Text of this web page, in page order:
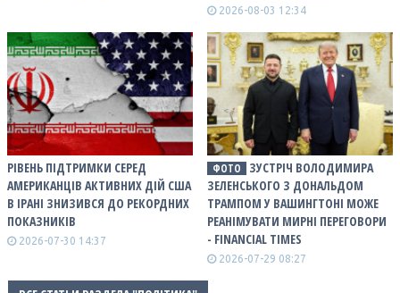
2026-08-03 12:34
РІВЕНЬ ПІДТРИМКИ СЕРЕД
АМЕРИКАНЦІВ АКТИВНИХ ДІЙ США
В ІРАНІ ЗНИЗИВСЯ ДО РЕКОРДНИХ
ПОКАЗНИКІВ
2026-07-30 14:37
ФОТО
ЗУСТРІЧ ВОЛОДИМИРА
ЗЕЛЕНСЬКОГО З ДОНАЛЬДОМ
ТРАМПОМ У ВАШИНГТОНІ МОЖЕ
РЕАНІМУВАТИ МИРНІ ПЕРЕГОВОРИ
- FINANCIAL TIMES
2026-07-29 08:27